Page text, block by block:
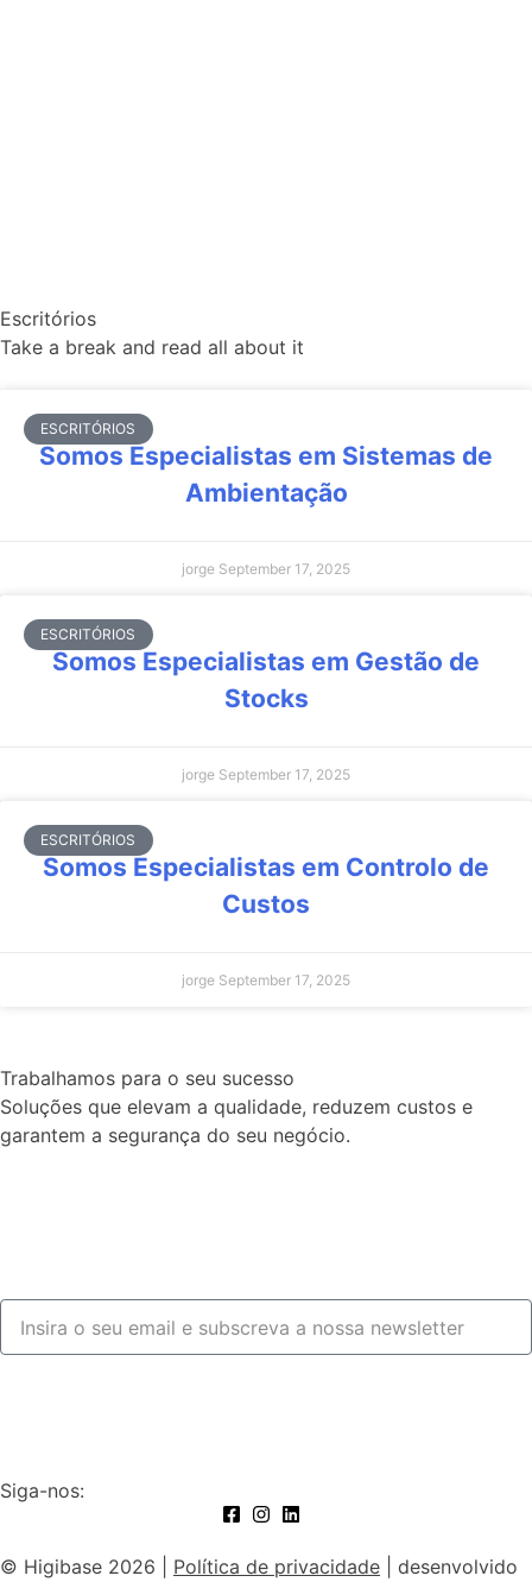
Escritórios
Take a break and read all about it
ESCRITÓRIOS
Somos Especialistas em Sistemas de
Ambientação
jorge September 17, 2025
ESCRITÓRIOS
Somos Especialistas em Gestão de
Stocks
jorge September 17, 2025
ESCRITÓRIOS
Somos Especialistas em Controlo de
Custos
jorge September 17, 2025
Trabalhamos para o seu sucesso
Soluções que elevam a qualidade, reduzem custos e
garantem a segurança do seu negócio.
Siga-nos:
© Higibase 2026 | Política de privacidade | desenvolvido